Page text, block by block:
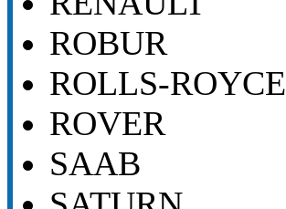
ROBUR
ROLLS-ROYCE
ROVER
SAAB